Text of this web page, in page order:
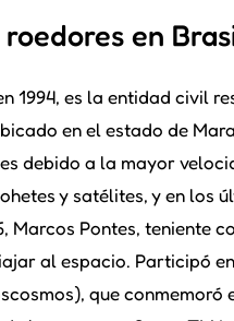
en
1994, es la entidad civil
en el estado de
debido a la mayor
y satélites, y en los
Pontes, teniente
al espacio. Participó
que